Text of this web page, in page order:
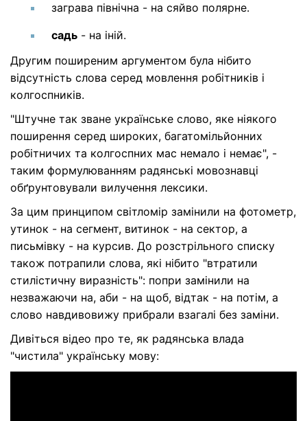
заграва північна - на сяйво полярне.
садь - на іній.
Другим поширеним аргументом була нібито
відсутність слова серед мовлення робітників і
колгоспників.
"Штучне так зване українське слово, яке ніякого
поширення серед широких, багатомільйонних
робітничих та колгоспних мас немало і немає", -
таким формулюванням радянські мовознавці
обґрунтовували вилучення лексики.
За цим принципом світломір замінили на фотометр,
утинок - на сегмент, витинок - на сектор, а
письмівку - на курсив. До розстрільного списку
також потрапили слова, які нібито "втратили
стилістичну виразність": попри замінили на
незважаючи на, аби - на щоб, відтак - на потім, а
слово навдивовижу прибрали взагалі без заміни.
Дивіться відео про те, як радянська влада
"чистила" українську мову: